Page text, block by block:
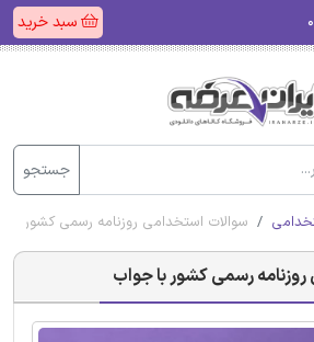
سبد خرید
جستجو
سوالات استخدامی روزنامه رسمی کشور با
رسمی کشور با جواب